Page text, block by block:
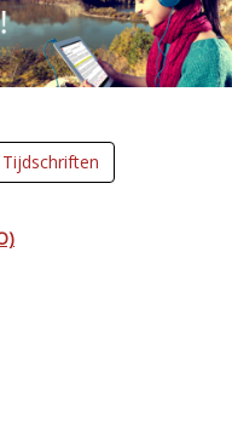
Tijdschriften